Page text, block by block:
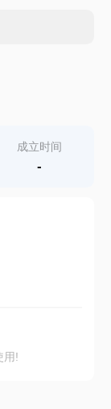
成立时间
-
用!